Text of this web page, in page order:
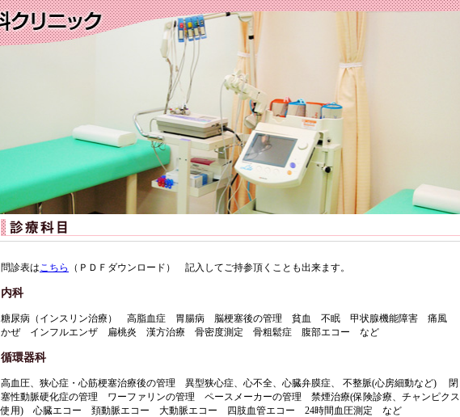
問診表はこちら （ＰＤＦダウンロード） 記入してご持参頂くことも出来ます。
内科
糖尿病（インスリン治療） 高脂血症 胃腸病 脳梗塞後の管理 貧血 不眠 甲状腺機能障害 痛風
かぜ インフルエンザ 扁桃炎 漢方治療 骨密度測定 骨粗鬆症 腹部エコー など
循環器科
高血圧、狭心症・心筋梗塞治療後の管理 異型狭心症、心不全、心臓弁膜症、 不整脈(心房細動など) 閉
塞性動脈硬化症の管理 ワーファリンの管理 ペースメーカーの管理 禁煙治療(保険診療、チャンピクス
使用) 心臓エコー 頚動脈エコー 大動脈エコー 四肢血管エコー 24時間血圧測定 など